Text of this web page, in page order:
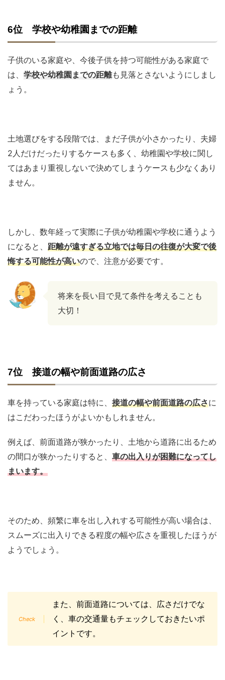
6位 学校や幼稚園までの距離
子供のいる家庭や、今後子供を持つ可能性がある家庭で
は、 学校や幼稚園までの距離も見落とさないようにしまし
ょう。
土地選びをする段階では、まだ子供が小さかったり、夫婦
2人だけだったりするケースも多く、幼稚園や学校に関し
てはあまり重視しないで決めてしまうケースも少なくあり
ません。
しかし、数年経って実際に子供が幼稚園や学校に通うよう
になると、 距離が遠すぎる立地では毎日の往復が大変で後
悔する可能性が高いので、注意が必要です。
将来を長い目で見て条件を考えることも
大切！
7位 接道の幅や前面道路の広さ
車を持っている家庭は特に、 接道の幅や前面道路の広さに
はこだわったほうがよいかもしれません。
例えば、前面道路が狭かったり、土地から道路に出るため
の間口が狭かったりすると、 車の出入りが困難になってし
まいます。
そのため、頻繁に車を出し入れする可能性が高い場合は、
スムーズに出入りできる程度の幅や広さを重視したほうが
ようでしょう。
また、前面道路については、広さだけでな
く、車の交通量もチェックしておきたいポ
イントです。